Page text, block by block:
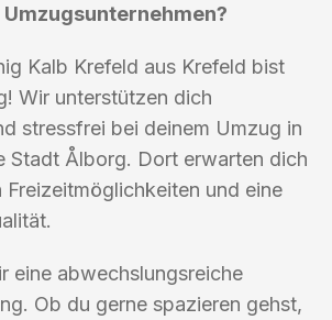
Kalb Krefeld aus Krefeld bist
Wir unterstützen dich
stressfrei bei deinem Umzug in
Stadt Ålborg. Dort erwarten dich
Freizeitmöglichkeiten und eine
eine abwechslungsreiche
Ob du gerne spazieren gehst,